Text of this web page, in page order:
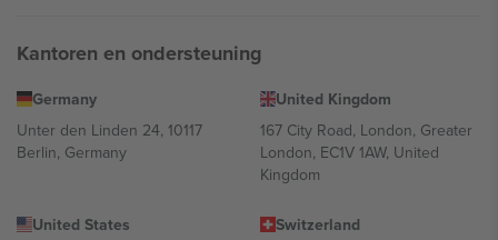
Kantoren en ondersteuning
Germany
Unter den Linden 24, 10117
Berlin, Germany
United Kingdom
167 City Road, London, Greater
London, EC1V 1AW, United
Kingdom
United States
Switzerland